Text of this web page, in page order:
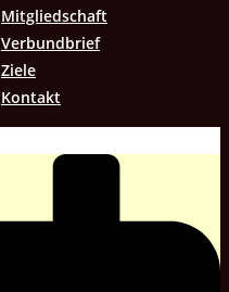
Mitgliedschaft
Verbundbrief
Ziele
Kontakt